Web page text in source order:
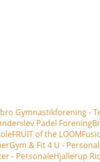
Gymnastikforening -
Padel Forening
FRUIT of the LOOM
Gym & Fit 4 U -
- PersonaleHjallerup